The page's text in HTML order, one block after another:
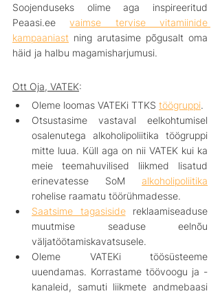
Soojenduseks olime aga inspireeritud
Peaasi.ee vaimse tervise vitamiinide
kampaaniast ning arutasime põgusalt oma
häid ja halbu magamisharjumusi.
Ott Oja, VATEK:
Oleme loomas VATEKi TTKS töögruppi.
Otsustasime vastaval eelkohtumisel
osalenutega alkoholipoliitika töögruppi
mitte luua. Küll aga on nii VATEK kui ka
meie teemahuvilised liikmed lisatud
erinevatesse SoM alkoholipoliitika
rohelise raamatu töörühmadesse.
Saatsime tagasiside reklaamiseaduse
muutmise seaduse eelnõu
väljatöötamiskavatsusele.
Oleme VATEKi töösüsteeme
uuendamas. Korrastame töövoogu ja -
kanaleid, samuti liikmete andmebaasi